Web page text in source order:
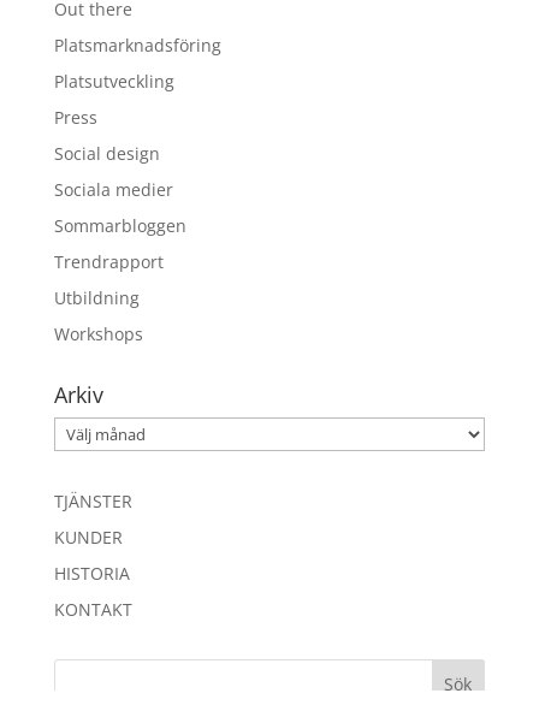
Out there
Platsmarknadsföring
Platsutveckling
Press
Social design
Sociala medier
Sommarbloggen
Trendrapport
Utbildning
Workshops
Arkiv
Arkiv
TJÄNSTER
KUNDER
HISTORIA
KONTAKT